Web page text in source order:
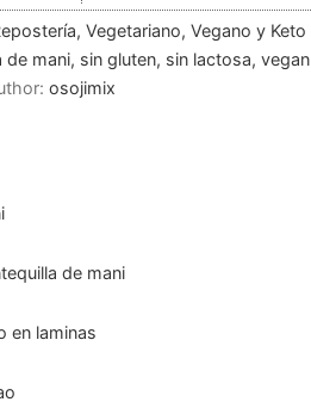
Vegetariano, Vegano y Keto
de mani, sin gluten, sin lactosa, vegan
osojimix
de mani
en laminas